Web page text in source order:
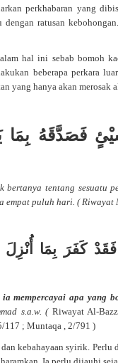
perkhabaran yang
ratusan
hal ini sebab bomoh
beberapa perkara
yang hanya akan merosak
فَصَدَّقَهُ بِمَا
bertanya tentang sesuatu
empat puluh hari. ( Riwayat
كَفَرَ بِمَا
mempercayai apa yang
s.a.w. ( Riwayat Al-
117 ; Muntaqa , 2/791 )
dan kebahayaan syirik.